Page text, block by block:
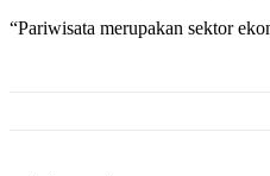
“Pariwisata merupakan sektor